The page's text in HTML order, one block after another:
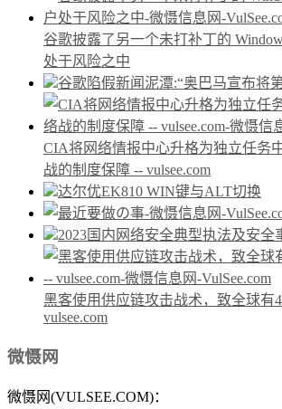
谷歌披露了另一个未打补丁的
处于风险之中
谷歌陷假新闻泥潭:“奥巴马宣布将
CIA将网络情报中心升格为独立任务
战的制度保障 -- vulsee.com
达尔优EK810 WIN键与ALT切换
2023国内网络安全典型执法及安全
黑客使用供应链攻击战术，致全球有
vulsee.com
微慑网
微慑网(VULSEE.COM)：